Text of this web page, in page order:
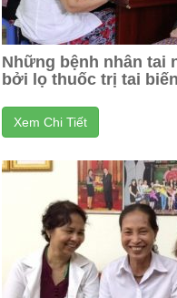
Những bệnh nhân tai
bởi lọ thuốc trị tai biến
Xem Chi Tiết